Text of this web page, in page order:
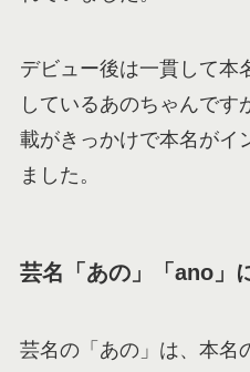
デビュー後は一貫して本
しているあのちゃんです
載がきっかけで本名がイ
ました。
芸名「あの」「ano」
芸名の「あの」は、本名